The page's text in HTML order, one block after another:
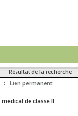
Résultat de la recherche
Lien permanent